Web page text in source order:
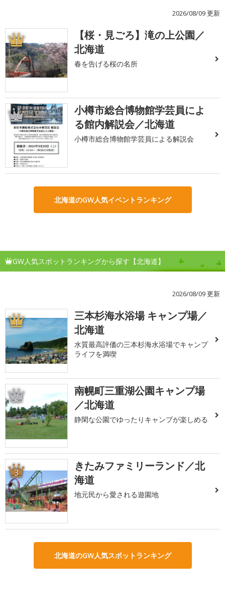
2026/08/09 更新
1
【桜・見ごろ】滝の上公園／
北海道
春を告げる桜の名所
2
小樽市総合博物館学芸員によ
る館内解説会／北海道
小樽市総合博物館学芸員による解説会
北海道のGW人気イベントランキング
GW人気スポットランキングから探す【北海道】
2026/08/09 更新
1
三本杉海水浴場 キャンプ場／
北海道
水質最高評価の三本杉海水浴場でキャンプ
ライフを満喫
2
南幌町三重湖公園キャンプ場
／北海道
静閑な公園でゆったりキャンプが楽しめる
3
きたみファミリーランド／北
海道
地元民から愛される遊園地
北海道のGW人気スポットランキング